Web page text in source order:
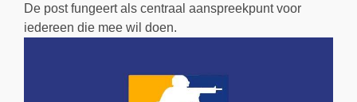
De post fungeert als centraal aanspreekpunt voor
iedereen die mee wil doen.